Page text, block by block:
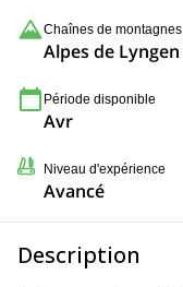
Chaînes de montagnes
Alpes de Lyngen
Période disponible
Avr
Niveau d'expérience
Avancé
Description